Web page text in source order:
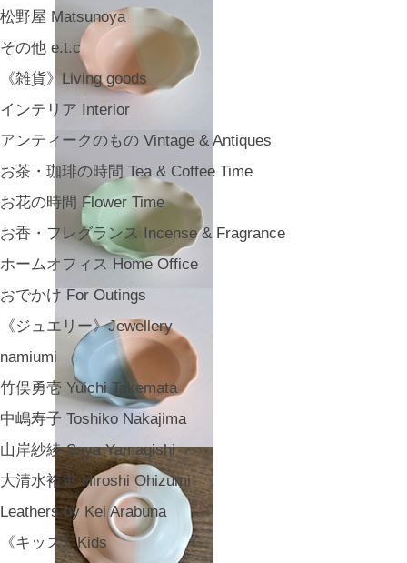
松野屋 Matsunoya
その他 e.t.c
《雑貨》Living goods
インテリア Interior
アンティークのもの Vintage & Antiques
お茶・珈琲の時間 Tea & Coffee Time
お花の時間 Flower Time
お香・フレグランス Incense & Fragrance
ホームオフィス Home Office
おでかけ For Outings
《ジュエリー》Jewellery
namiumi
竹俣勇壱 Yuichi Takemata
中嶋寿子 Toshiko Nakajima
山岸紗綾 Saya Yamagishi
大清水裕史 Hiroshi Ohizumi
Leathers by Kei Arabuna
《キッズ》Kids